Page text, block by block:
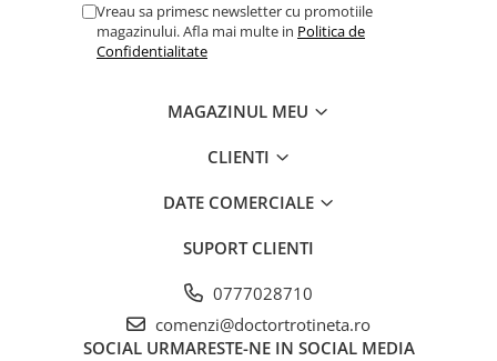
Vreau sa primesc newsletter cu promotiile
magazinului. Afla mai multe in Politica de
Confidentialitate
MAGAZINUL MEU
CLIENTI
DATE COMERCIALE
SUPORT CLIENTI
0777028710
comenzi@doctortrotineta.ro
SOCIAL URMARESTE-NE IN SOCIAL MEDIA